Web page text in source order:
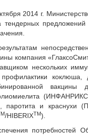
2014 г.
тендерных предложений
компания
нескольких
вакцины
(ИНФАНРИКС
паротита и краснухи
/HIBERIXTM).
потребностей